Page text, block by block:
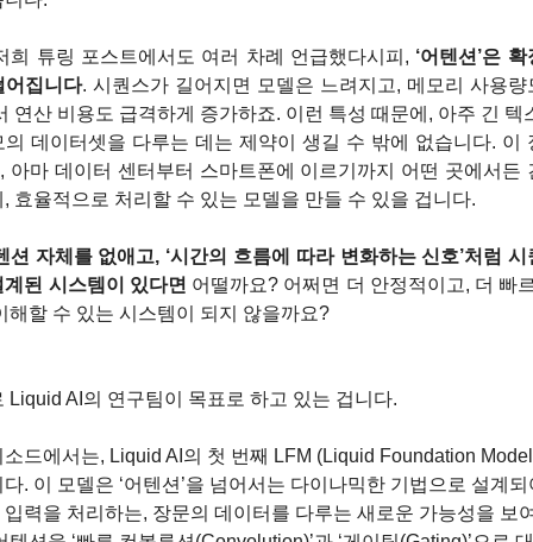
희 튜링 포스트에서도 여러 차례 언급했다시피, ‘어텐션’은
어집니다. 시퀀스가 길어지면 모델은 느려지고, 메모리 사용량
연산 비용도 급격하게 증가하죠. 이런 특성 때문에, 아주 긴 텍
의 데이터셋을 다루는 데는 제약이 생길 수 밖에 없습니다. 이
아마 데이터 센터부터 스마트폰에 이르기까지 어떤 곳에서든
효율적으로 처리할 수 있는 모델을 만들 수 있을 겁니다.
션 자체를 없애고, ‘시간의 흐름에 따라 변화하는 신호’처럼
된 시스템이 있다면 어떨까요? 어쩌면 더 안정적이고, 더 빠
해할 수 있는 시스템이 되지 않을까요?
Liquid AI의 연구팀이 목표로 하고 있는 겁니다.
소드에서는, Liquid AI의 첫 번째 LFM (Liquid Foundation
. 이 모델은 ‘어텐션’을 넘어서는 다이나믹한 기법으로 설계
력을 처리하는, 장문의 데이터를 다루는 새로운 가능성을 보